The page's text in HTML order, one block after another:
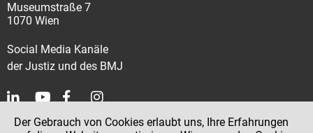
Museumstraße 7
1070 Wien
Social Media Kanäle
der Justiz und des BMJ
Kontakt
Der Gebrauch von Cookies erlaubt uns, Ihre Erfahrungen